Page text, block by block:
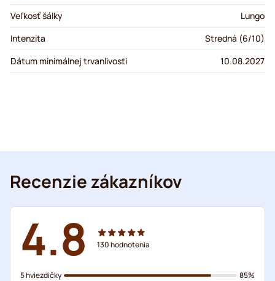
Veľkosť šálky
Lungo
Intenzita
Stredná (6/10)
Dátum minimálnej trvanlivosti
10.08.2027
Recenzie zákazníkov
4.8 130hodnotenia
5 hviezdičky
85%